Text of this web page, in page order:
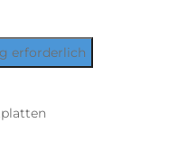
erforderlich